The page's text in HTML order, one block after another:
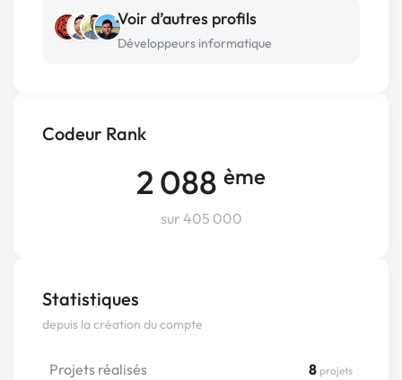
Codeur Rank
2 088 ème
sur 405 000
Statistiques
depuis la création du compte
Projets réalisés 8 projets
Voir d’autres profils
Développeurs informatique